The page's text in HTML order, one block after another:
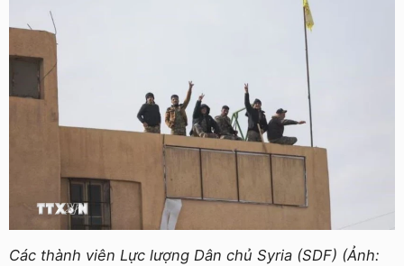
Các thành viên Lực lượng Dân chủ Syria (SDF) (Ảnh: